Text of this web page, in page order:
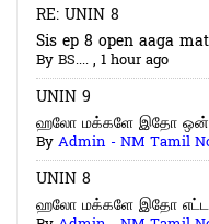
RE: UNIN 8
Sis ep 8 open aaga
ByBS...., 1 hour ago
UNIN 9
ஹலோ மக்களே இதோ
ByAdmin - NM Tamil
UNIN 8
ஹலோ மக்களே இதோ